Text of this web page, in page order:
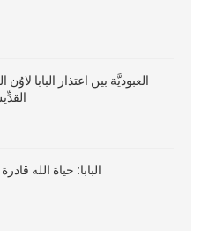
العبوديَّة بين اعتذار البابا
البابا: حياة الله